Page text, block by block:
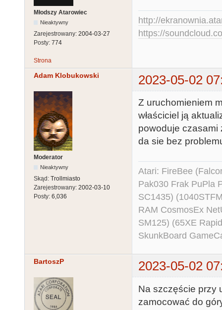
Młodszy Atarowiec
Nieaktywny
Zarejestrowany: 2004-03-27
Posty: 774
http://
https://
Strona
Adam Klobukowski 2023-05-02
Moderator
Nieaktywny
Skąd: Trollmiasto
Zarejestrowany: 2002-03-10
Posty: 6,036
Z uruchomieniem
właściciel ją
powoduje czasami
da sie bez
Atari: FireBee
Pak030 Frak PuPla
SC1435)
RAM CosmosEx
SM125) (65XE
SkunkBoard
BartoszP 2023-05-02
Na szczęście przy
zamocować do